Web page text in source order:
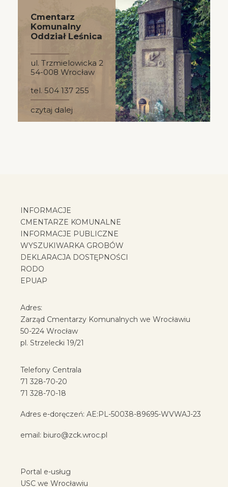
Cmentarz
Komunalny
Oddział Leśnica
ul. Trzmielowicka 2
54-008 Wrocław
tel. 504 137 255
czytaj dalej
INFORMACJE
CMENTARZE KOMUNALNE
INFORMACJE PUBLICZNE
WYSZUKIWARKA GROBÓW
DEKLARACJA DOSTĘPNOŚCI
RODO
EPUAP
Adres:
Zarząd Cmentarzy Komunalnych we Wrocławiu
50-224 Wrocław
pl. Strzelecki 19/21
Telefony Centrala
71 328-70-20
71 328-70-18
Adres e-doręczeń: AE:PL-50038-89695-WVWAJ-23
email: biuro@zck.wroc.pl
Portal e-usług
USC we Wrocławiu